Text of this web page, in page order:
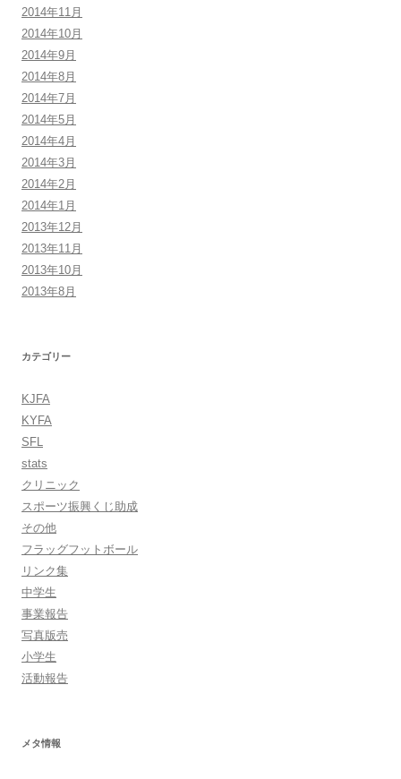
2014年11月
2014年10月
2014年9月
2014年8月
2014年7月
2014年5月
2014年4月
2014年3月
2014年2月
2014年1月
2013年12月
2013年11月
2013年10月
2013年8月
カテゴリー
KJFA
KYFA
SFL
stats
クリニック
スポーツ振興くじ助成
その他
フラッグフットボール
リンク集
中学生
事業報告
写真版売
小学生
活動報告
メタ情報